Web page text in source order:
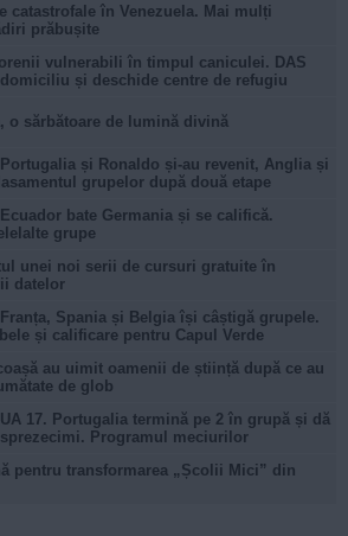
catastrofale în Venezuela. Mai mulți
prăbușite
vulnerabili în timpul caniculei. DAS
și deschide centre de refugiu
o sărbătoare de lumină divină
Portugalia și Ronaldo și-au revenit, Anglia și
grupelor după două etape
Ecuador bate Germania și se califică.
grupe
unei noi serii de cursuri gratuite în
datelor
Franța, Spania și Belgia își câștigă grupele.
și calificare pentru Capul Verde
au uimit oamenii de știință după ce au
de glob
17. Portugalia termină pe 2 în grupă și dă
Programul meciurilor
pentru transformarea „Școlii Mici” din